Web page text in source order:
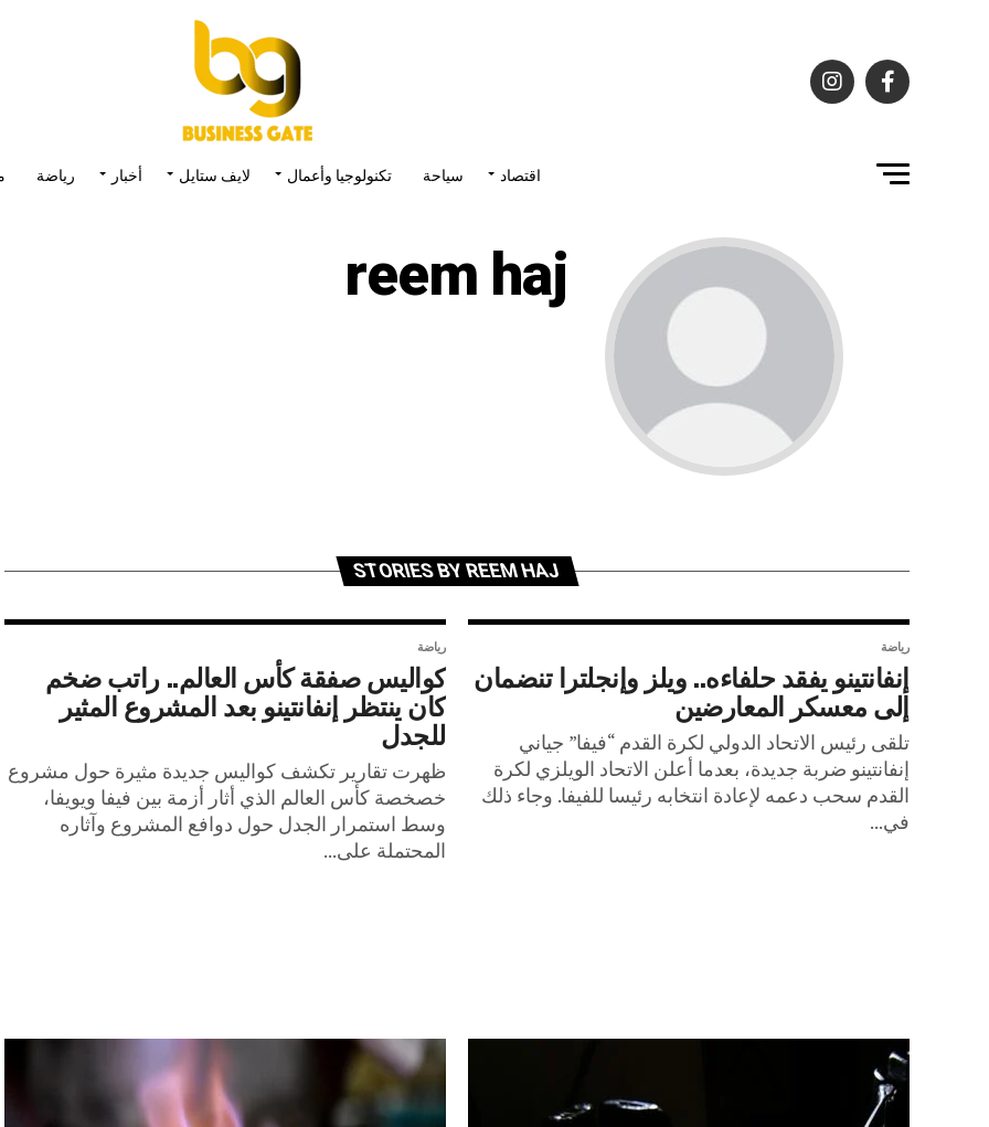
اقتصاد سياحة تكنولوجيا وأعمال لايف ستايل أخبار رياضة
reem haj
STORIES BY REEM HAJ
رياضة
إنفانتينو يفقد حلفاءه.. ويلز وإنجلترا تنضمان
إلى معسكر المعارضين
تلقى رئيس الاتحاد الدولي لكرة القدم “فيفا” جياني
إنفانتينو ضربة جديدة، بعدما أعلن الاتحاد الويلزي لكرة
القدم سحب دعمه لإعادة انتخابه رئيسا للفيفا. وجاء ذلك
في...
رياضة
كواليس صفقة كأس العالم.. راتب ضخم
كان ينتظر إنفانتينو بعد المشروع المثير
للجدل
ظهرت تقارير تكشف كواليس جديدة مثيرة حول مشروع
خصخصة كأس العالم الذي أثار أزمة بين فيفا ويويفا،
وسط استمرار الجدل حول دوافع المشروع وآثاره
المحتملة على...